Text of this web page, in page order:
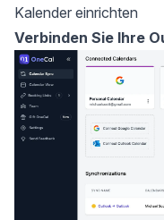
Kalender einrichten
Verbinden Sie Ihre